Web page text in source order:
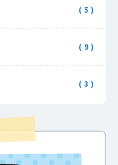
( 5 )
( 9 )
( 3 )